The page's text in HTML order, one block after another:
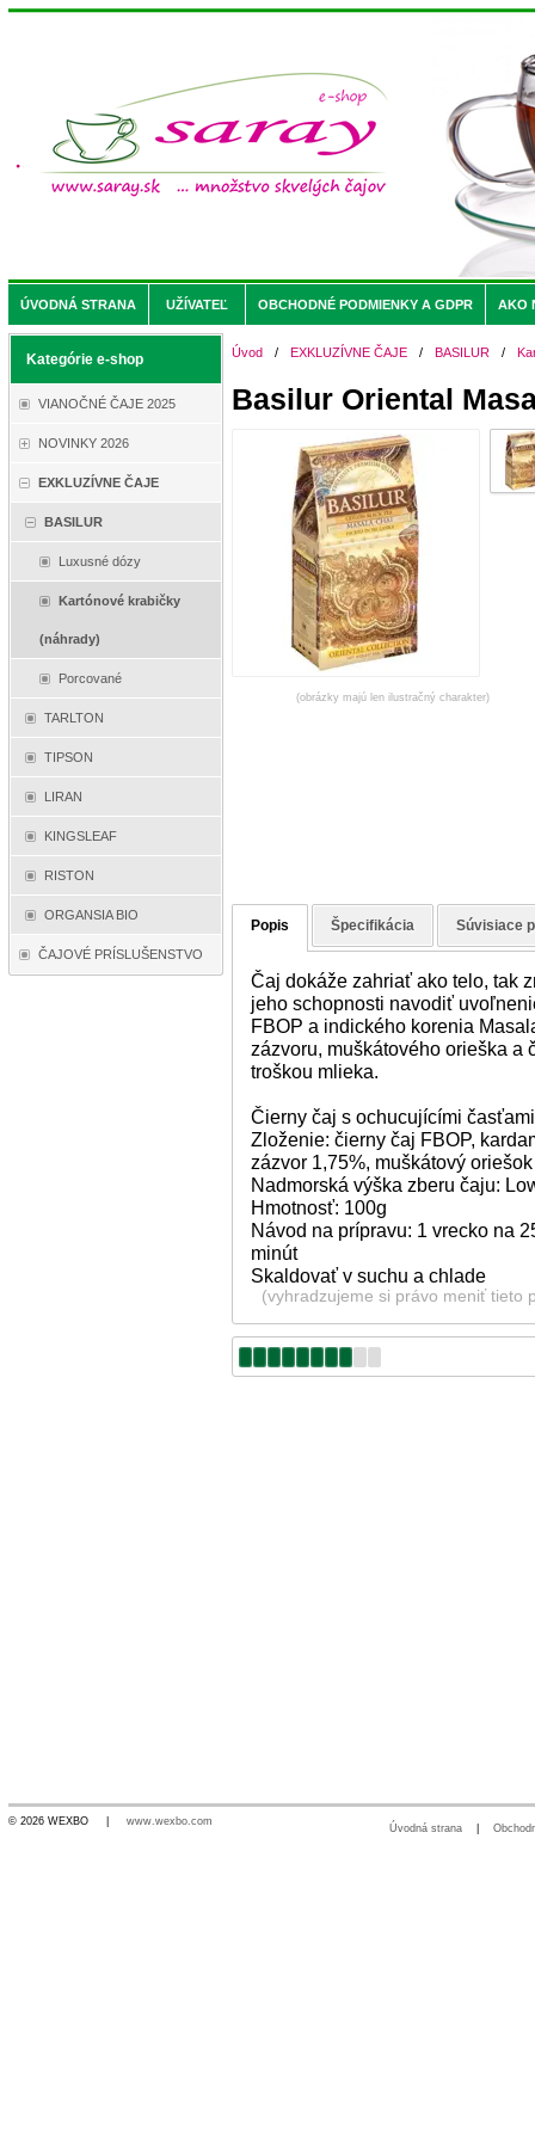
ÚVODNÁ STRANA UŽÍVATEĽ OBCHODNÉ PODMIENKY A GDPR AKO
Kategórie e-shop
VIANOČNÉ ČAJE 2025
NOVINKY 2026
EXKLUZÍVNE ČAJE
BASILUR
Luxusné dózy
Kartónové krabičky
(náhrady)
Porcované
TARLTON
TIPSON
LIRAN
KINGSLEAF
RISTON
ORGANSIA BIO
ČAJOVÉ PRÍSLUŠENSTVO
Úvod / EXKLUZÍVNE ČAJE / BASILUR /
Basilur Oriental
(obrázky majú len ilustračný charakter)
Popis Špecifikácia Súvisiace
Čaj dokáže zahriať ako telo, tak
jeho schopnosti navodiť
FBOP a indického korenia
zázvoru, muškátového orieška a
troškou mlieka.
Čierny čaj s ochucujícími
Zloženie: čierny čaj FBOP,
zázvor 1,75%, muškátový
Nadmorská výška zberu čaju:
Hmotnosť: 100g
Návod na prípravu: 1 vrecko na
minút
Skaldovať v suchu a chlade
(vyhradzujeme si právo meniť tieto
© 2026 WEXBO | www.wexbo.com
Úvodná strana